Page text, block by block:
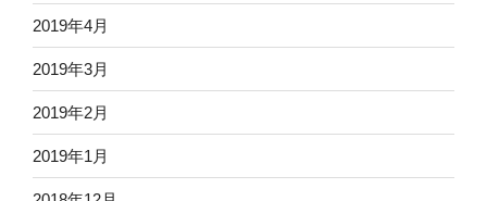
2019年4月
2019年3月
2019年2月
2019年1月